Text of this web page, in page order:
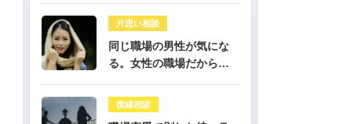
片思い相談
同じ職場の男性が気にな
る。女性の職場だから人
私のこと好き？-公開鑑定-
無料占い
復縁相談